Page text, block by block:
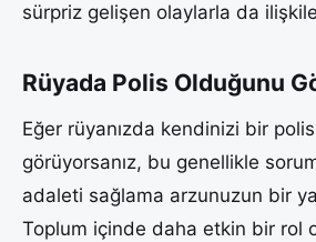
sürpriz gelişen olaylarla da
Rüyada Polis Olduğunu
Eğer rüyanızda kendinizi bir
görüyorsanız, bu genellikle
adaleti sağlama arzunuzun bir
Toplum içinde daha etkin bir rol